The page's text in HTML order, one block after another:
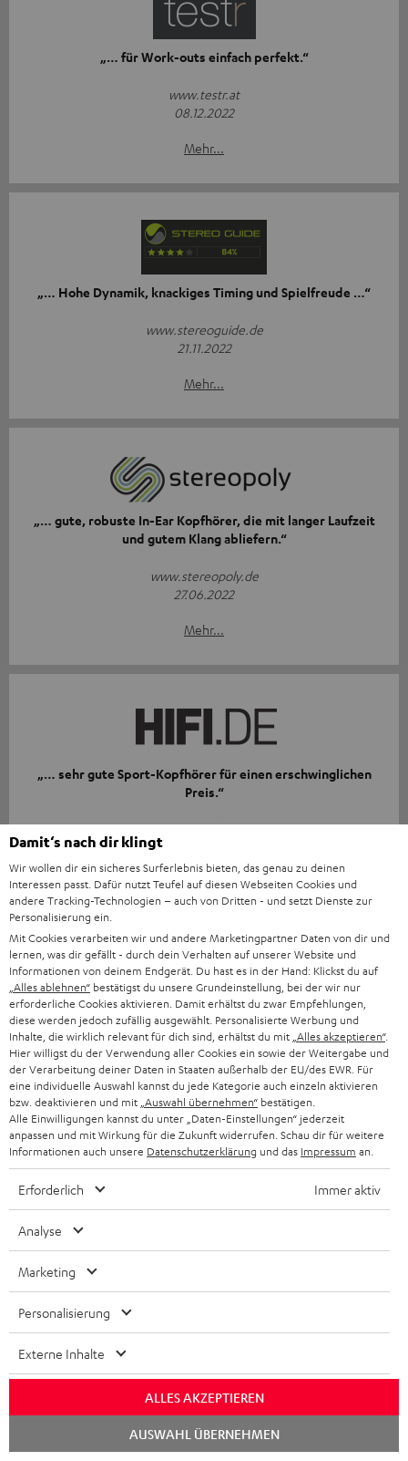
„… für Work-outs einfach perfekt.“
www.testr.at
08.12.2022
Mehr...
„… Hohe Dynamik, knackiges Timing und Spielfreude …“
www.stereoguide.de
21.11.2022
Mehr...
„… gute, robuste In-Ear Kopfhörer, die mit langer Laufzeit
und gutem Klang abliefern.“
www.stereopoly.de
27.06.2022
Mehr...
„… sehr gute Sport-Kopfhörer für einen erschwinglichen
Preis.“
www.hifi.de
Mehr...
„… haben einen wirklich guten Klang und einen kräftigen
Bass.“
www.funkkopfhoerer-infos.de
15.01.2022
Mehr...
Damit‘s nach dir klingt
Wir wollen dir ein sicheres Surferlebnis bieten, das genau zu deinen
Interessen passt. Dafür nutzt Teufel auf diesen Webseiten Cookies und
andere Tracking-Technologien – auch von Dritten - und setzt Dienste zur
Personalisierung ein.
Mit Cookies verarbeiten wir und andere Marketingpartner Daten von dir und
lernen, was dir gefällt - durch dein Verhalten auf unserer Website und
Informationen von deinem Endgerät. Du hast es in der Hand: Klickst du auf
„Alles ablehnen“ bestätigst du unsere Grundeinstellung, bei der wir nur
erforderliche Cookies aktivieren. Damit erhältst du zwar Empfehlungen,
diese werden jedoch zufällig ausgewählt. Personalisierte Werbung und
Inhalte, die wirklich relevant für dich sind, erhältst du mit „Alles akzeptieren“.
Hier willigst du der Verwendung aller Cookies ein sowie der Weitergabe und
der Verarbeitung deiner Daten in Staaten außerhalb der EU/des EWR. Für
eine individuelle Auswahl kannst du jede Kategorie auch einzeln aktivieren
bzw. deaktivieren und mit „Auswahl übernehmen“ bestätigen.
Alle Einwilligungen kannst du unter „Daten-Einstellungen“ jederzeit
anpassen und mit Wirkung für die Zukunft widerrufen. Schau dir für weitere
Informationen auch unsere Datenschutzerklärung und das Impressum an.
Erforderlich Immer aktiv
Analyse
Marketing
Personalisierung
Externe Inhalte
ALLES AKZEPTIEREN
AUSWAHL ÜBERNEHMEN